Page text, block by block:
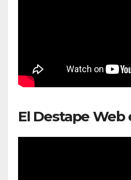
El Destape Web